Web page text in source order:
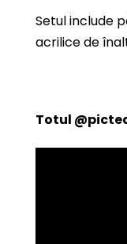
Setul include
acrilice de
Totul